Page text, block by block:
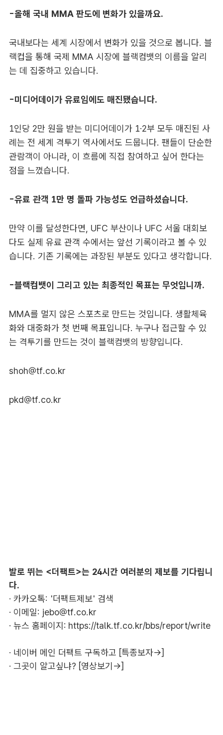
-올해 국내 MMA 판도에 변화가 있을까요.
국내보다는 세계 시장에서 변화가 있을 것으로 봅니다. 블
랙컵을 통해 국제 MMA 시장에 블랙컴뱃의 이름을 알리
는 데 집중하고 있습니다.
-미디어데이가 유료임에도 매진됐습니다.
1인당 2만 원을 받는 미디어데이가 1·2부 모두 매진된 사
례는 전 세계 격투기 역사에서도 드뭅니다. 팬들이 단순한
관람객이 아니라, 이 흐름에 직접 참여하고 싶어 한다는
점을 느꼈습니다.
-유료 관객 1만 명 돌파 가능성도 언급하셨습니다.
만약 이를 달성한다면, UFC 부산이나 UFC 서울 대회보
다도 실제 유료 관객 수에서는 앞선 기록이라고 볼 수 있
습니다. 기존 기록에는 과장된 부분도 있다고 생각합니다.
-블랙컴뱃이 그리고 있는 최종적인 목표는 무엇입니까.
MMA를 멀지 않은 스포츠로 만드는 것입니다. 생활체육
화와 대중화가 첫 번째 목표입니다. 누구나 접근할 수 있
는 격투기를 만드는 것이 블랙컴뱃의 방향입니다.
shoh@tf.co.kr
pkd@tf.co.kr
발로 뛰는 <더팩트>는 24시간 여러분의 제보를 기다립니
다.
· 카카오톡: '더팩트제보' 검색
· 이메일: jebo@tf.co.kr
· 뉴스 홈페이지: https://talk.tf.co.kr/bbs/report/write
· 네이버 메인 더팩트 구독하고 [특종보자→]
· 그곳이 알고싶냐? [영상보기→]